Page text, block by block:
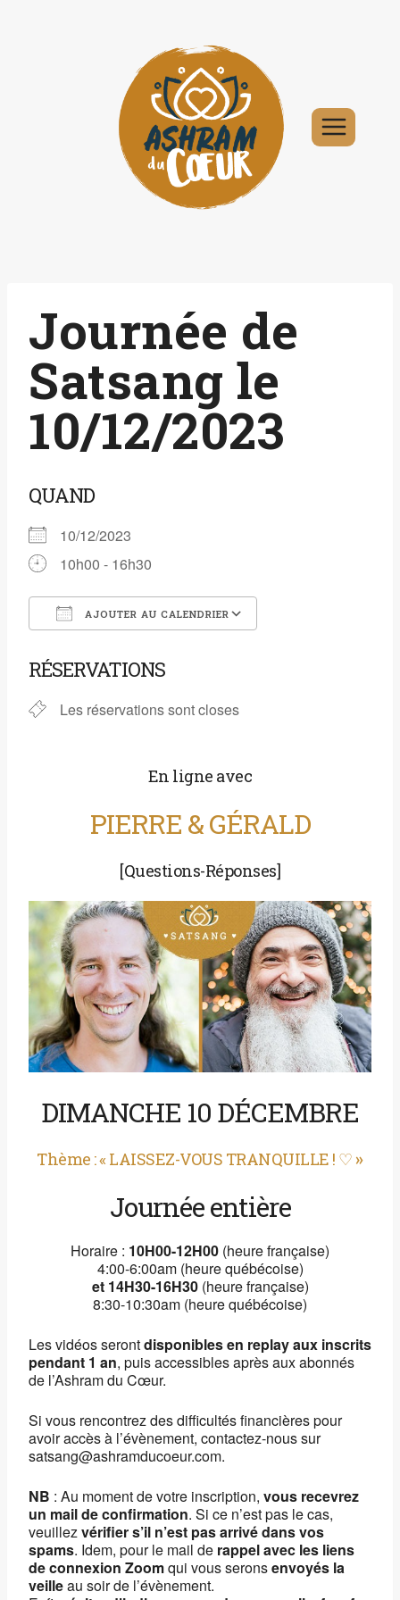
Journée de
Satsang le
10/12/2023
QUAND
10/12/2023
10h00 - 16h30
AJOUTER AU CALENDRIER
RÉSERVATIONS
Les réservations sont closes
En ligne avec
PIERRE & GÉRALD
[Questions-Réponses]
DIMANCHE 10 DÉCEMBRE
Thème : « LAISSEZ-VOUS TRANQUILLE ! ♡ »
Journée entière
Horaire : 10H00-12H00 (heure française)
4:00-6:00am (heure québécoise)
et 14H30-16H30(heure française)
8:30-10:30am (heure québécoise)
Les vidéos serontdisponibles en replay aux inscrits
pendant 1 an, puis accessibles après aux abonnés
de l’Ashram du Cœur.
Si vous rencontrez des difficultés financières pour
avoir accès à l’évènement, contactez-nous sur
satsang@ashramducoeur.com.
NB : Au moment de votre inscription, vous recevrez
un mail de confirmation. Si ce n’est pas le cas,
veuillezvérifier s’il n’est pas arrivé dans vos
spams. Idem, pour le mail de rappel avec les liens
de connexion Zoomqui vous seronsenvoyés la
veilleau soir de l’évènement.